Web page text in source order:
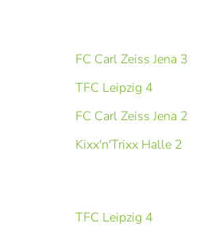
FC Carl Zeiss Jena 3
TFC Leipzig 4
FC Carl Zeiss Jena 2
Kixx'n'Trixx Halle 2
TFC Leipzig 4